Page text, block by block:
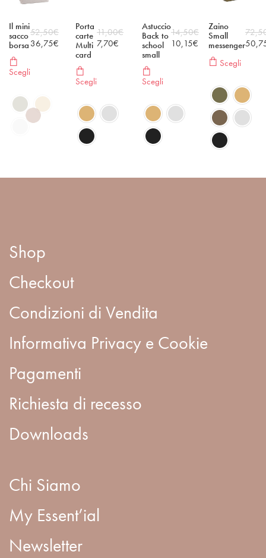
Il mini
sacco
borsa
Scegli
52,50€
36,75€
Porta
carte
Multi
card
Scegli
11,00€
7,70€
Astuccio
Back to
school
small
Scegli
14,50€
10,15€
Zaino
Small
messenger
Scegli
Shop
Checkout
Condizioni di Vendita
Informativa Privacy e Cookie
Pagamenti
Richiesta di recesso
Downloads
Chi Siamo
My Essent’ial
Newsletter